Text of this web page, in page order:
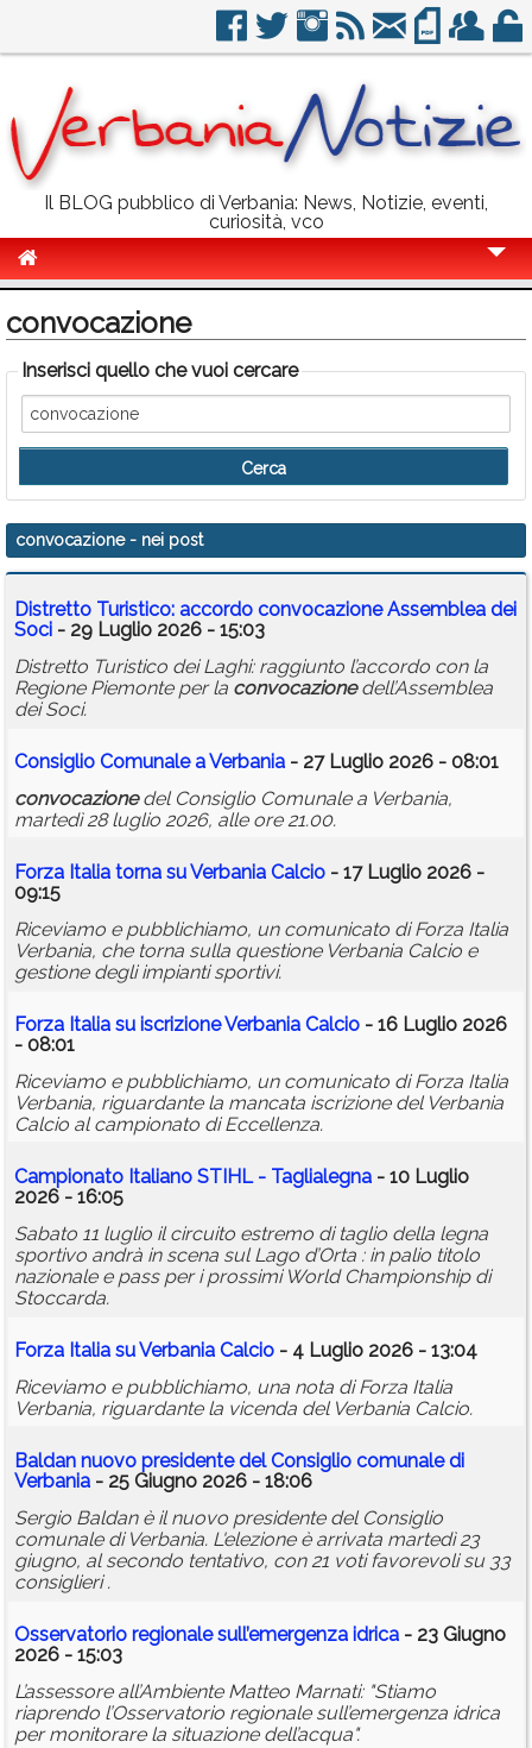
Il BLOG pubblico di Verbania: News, Notizie, eventi,
curiosità, vco
Politica
Sport
Eventi
Info Utili
Rubriche
Calendario
Annunci
convocazione
Inserisci quello che vuoi cercare
convocazione- nei post
Distretto Turistico: accordo convocazioneAssemblea dei
Soci - 29 Luglio 2026 - 15:03
Distretto Turistico dei Laghi: raggiunto l’accordo con la
Regione Piemonte per la convocazionedell’Assemblea
dei Soci.
Consiglio Comunale a Verbania - 27 Luglio 2026 - 08:01
convocazionedel Consiglio Comunale a Verbania,
martedì 28 luglio 2026, alle ore 21.00.
Forza Italia torna su Verbania Calcio - 17 Luglio 2026 -
09:15
Riceviamo e pubblichiamo, un comunicato di Forza Italia
Verbania, che torna sulla questione Verbania Calcio e
gestione degli impianti sportivi.
Forza Italia su iscrizione Verbania Calcio - 16 Luglio 2026
- 08:01
Riceviamo e pubblichiamo, un comunicato di Forza Italia
Verbania, riguardante la mancata iscrizione del Verbania
Calcio al campionato di Eccellenza.
Campionato Italiano STIHL - Taglialegna - 10 Luglio
2026 - 16:05
Sabato 11 luglio il circuito estremo di taglio della legna
sportivo andrà in scena sul Lago d’Orta : in palio titolo
nazionale e pass per i prossimi World Championship di
Stoccarda.
Forza Italia su Verbania Calcio - 4 Luglio 2026 - 13:04
Riceviamo e pubblichiamo, una nota di Forza Italia
Verbania, riguardante la vicenda del Verbania Calcio.
Baldan nuovo presidente del Consiglio comunale di
Verbania - 25 Giugno 2026 - 18:06
Sergio Baldan è il nuovo presidente del Consiglio
comunale di Verbania. L'elezione è arrivata martedì 23
giugno, al secondo tentativo, con 21 voti favorevoli su 33
consiglieri .
Osservatorio regionale sull’emergenza idrica - 23 Giugno
2026 - 15:03
L’assessore all’Ambiente Matteo Marnati: "Stiamo
riaprendo l’Osservatorio regionale sull’emergenza idrica
per monitorare la situazione dell’acqua".